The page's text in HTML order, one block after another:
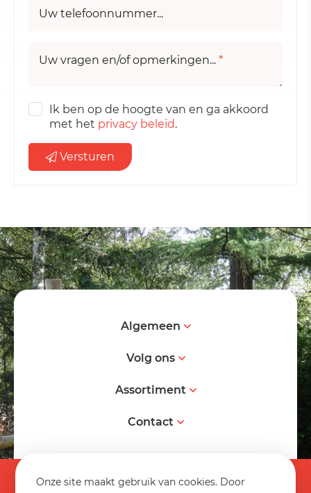
Onze site maakt gebruik van cookies. Door
Uw telefoonnummer...
Uw vragen en/of opmerkingen... *
Ik ben op de hoogte van en ga akkoord
met het privacy beleid.
Versturen
Algemeen
Volg ons
Assortiment
Contact